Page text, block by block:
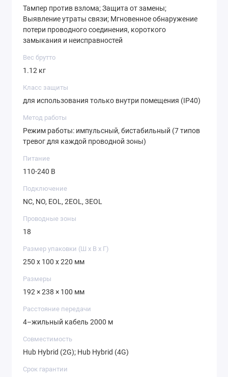
Тампер против взлома; Защита от замены;
Выявление утраты связи; Мгновенное обнаружение
потери проводного соединения, короткого
замыкания и неисправностей
Вес брутто
1.12 кг
Класс защиты
для использования только внутри помещения (IP40)
Метод работы
Режим работы: импульсный, бистабильный (7 типов
тревог для каждой проводной зоны)
Питание
110-240 В
Подключение
NC, NO, EOL, 2EOL, 3EOL
Проводные зоны
18
Размер упаковки (Ш х В х Г)
250 x 100 x 220 мм
Размеры
192 × 238 × 100 мм
Расстояние передачи
4–жильный кабель 2000 м
Совместимость
Hub Hybrid (2G); Hub Hybrid (4G)
Срок гарантии